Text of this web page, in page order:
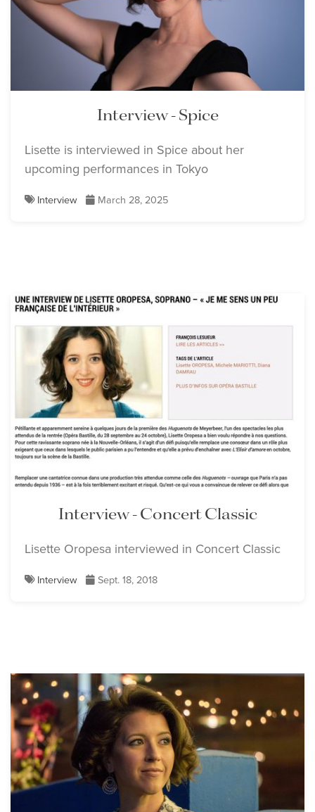
Interview - Spice
Lisette is interviewed in Spice about her
upcoming performances in Tokyo
Interview March 28, 2025
Interview - Concert Classic
Lisette Oropesa interviewed in Concert Classic
Interview Sept. 18, 2018